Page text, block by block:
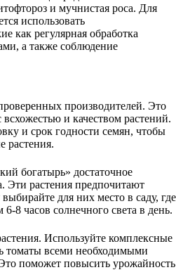
и мучнистая роса. Для
использовать
как регулярная обработка
а также соблюдение
производителей. Это
и качеством растений.
и срок годности семян, чтобы
растения.
богатырь» достаточное
Эти растения предпочитают
для них место в саду, где
8 часов солнечного света в день.
Используйте комплексные
томаты всеми необходимыми
поможет повысить урожайность